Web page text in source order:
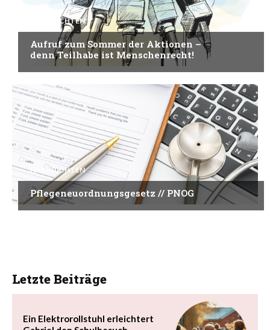
NACHRICHTEN
Aufruf zum Sommer der Aktionen –
denn Teilhabe ist Menschenrecht!
NACHRICHTEN
Pflegeneuordnungsgesetz // PNOG
Letzte Beiträge
Ein Elektrorollstuhl erleichtert